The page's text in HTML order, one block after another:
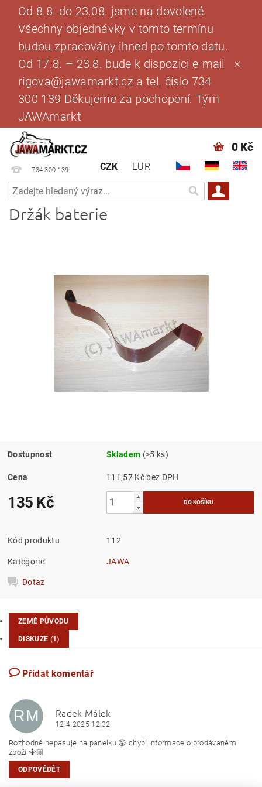
Od 8.8. do 23.08. jsme na dovolené.
Všechny objednávky v tomto termínu
budou zpracovány ihned po tomto datu.
Od 17.8. – 23.8. bude k dispozici e-mail
rigova@jawamarkt.cz a tel. číslo 734
300 139 Děkujeme za pochopení. Tým
JAWAmarkt
734 300 139 CZK EUR
0 Kč
Držák baterie
Dostupnost Skladem (>5 ks)
Cena 111,57 Kč bez DPH
135 Kč
Kód produktu 112
Kategorie JAWA
Dotaz
ZEMĚ PŮVODU
DISKUZE (1)
Přidat komentář
RM Radek Málek
12.4.2025 12:32
Rozhodně nepasuje na panelku 😡 chybí informace o prodávaném
zboží 🤷🏼
ODPOVĚDĚT